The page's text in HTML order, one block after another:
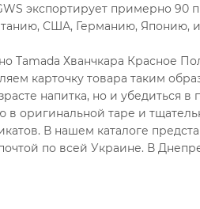
экспортирует примерно 90
США, Германию, Японию,
Хванчкара Красное
карточку товара таким
напитка, но и убедиться
оригинальной таре и
В нашем каталоге
по всей Украине. В